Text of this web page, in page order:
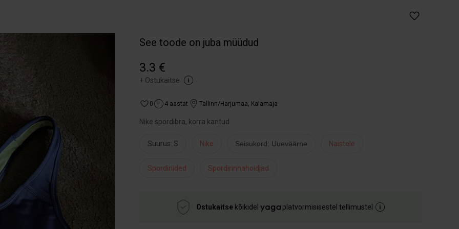
See toode on juba müüdud
3.3 €
+ Ostukaitse
0 4 aastat Tallinn/Harjumaa, Kalamaja
Nike spordibra, korra kantud
Suurus: S Nike Seisukord: Uueväärne Naistele
Spordiriided Spordirinnahoidjad
Ostukaitse kõikidel platvormisisestel tellimustel